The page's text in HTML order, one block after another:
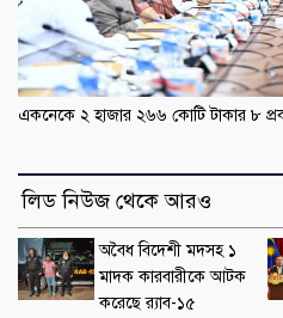
একনেকে ২ হাজার ২৬৬ কোটি টাকার ৮
লিড নিউজ থেকে আরও
অবৈধ বিদেশী মদসহ ১
মাদক কারবারীকে আটক
করেছে র‌্যাব-১৫